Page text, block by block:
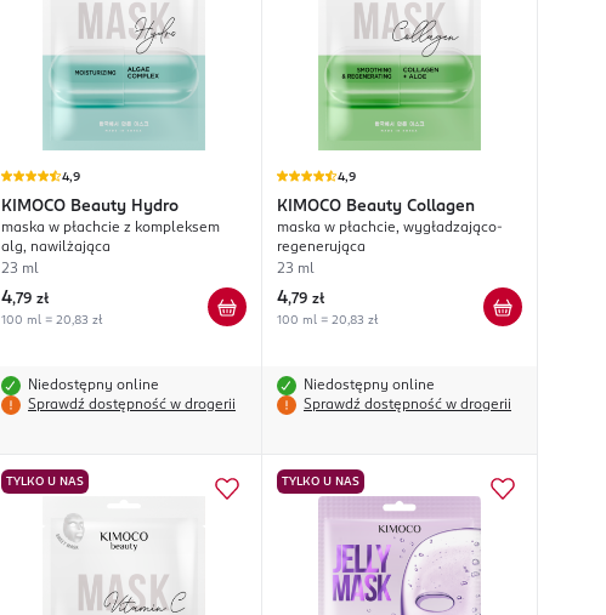
4,9
KIMOCO Beauty Hydro
maska w płachcie z kompleksem
alg, nawilżająca
23 ml
4,79 zł
100 ml = 20,83 zł
Niedostępny online
Sprawdź dostępność w drogerii
4,9
KIMOCO Beauty Collagen
maska w płachcie, wygładzająco-
regenerująca
23 ml
4,79 zł
100 ml = 20,83 zł
Niedostępny online
Sprawdź dostępność w drogerii
TYLKO U NAS TYLKO U NAS